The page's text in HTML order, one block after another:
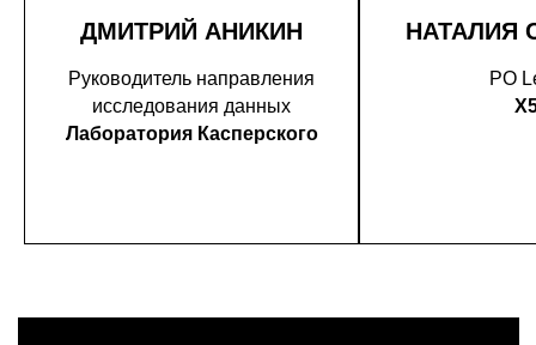
ДМИТРИЙ АНИКИН
Руководитель направления
исследования данных
Лаборатория Касперского
НАТАЛИЯ
PO